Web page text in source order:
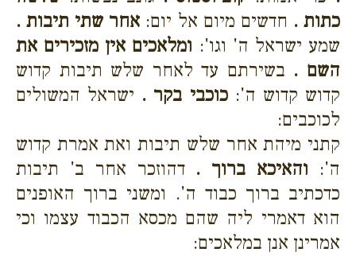
כתות . חדשים מיום אל יום: אחר שתי תיבות .
שמע ישראל ה' וגו': ומלאכים אין מזכירים את
השם . בשירתם עד לאחר שלש תיבות קדוש
קדוש קדוש ה':כוכבי בקר . ישראל המשולים
לכוכבים:
קתני מיהת אחר שלש תיבות ואת אמרת קדוש
ה': והאיכא ברוך . דהוזכר אחר ב' תיבות
כדכתיב ברוך כבוד ה'. ומשני ברוך האופנים
הוא דאמרי ליה שהם מכסא הכבוד עצמו וכי
אמרינן אנן במלאכים: